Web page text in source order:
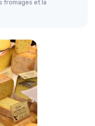
fromages et la